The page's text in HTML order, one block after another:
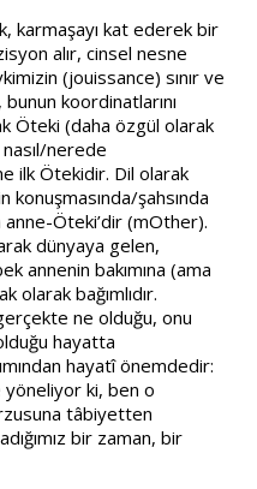
karmaşayı kat ederek bir
alır, cinsel nesne
(jouissance) sınır ve
bunun koordinatlarını
Öteki (daha özgül olarak
nerede
ilk Ötekidir. Dil olarak
şahsında
Öteki’dir (mOther).
dünyaya gelen,
annenin bakımına (ama
olarak bağımlıdır.
ne olduğu, onu
hayatta
hayatî önemdedir:
ki, ben o
tâbiyetten
bir zaman, bir